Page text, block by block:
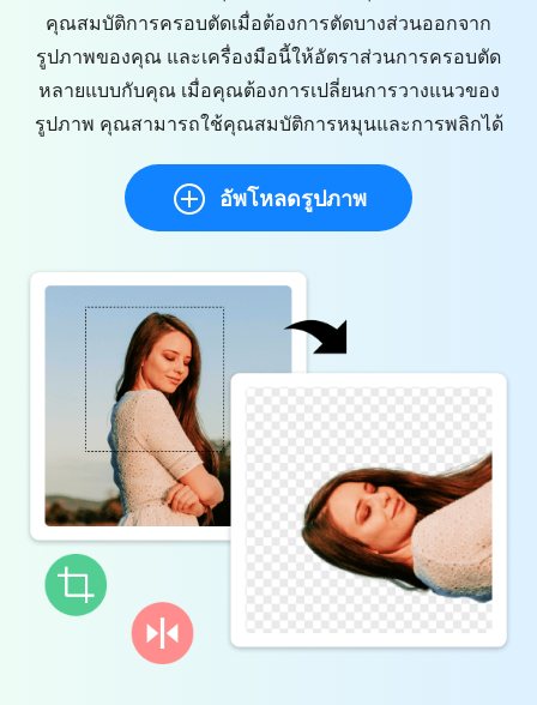
คุณสมบัติการครอบตัดเมื่อต้องการตัดบางส่วนออกจาก
รูปภาพของคุณ และเครื่องมือนี้ให้อัตราส่วนการครอบตัด
หลายแบบกับคุณ เมื่อคุณต้องการเปลี่ยนการวางแนวของ
รูปภาพ คุณสามารถใช้คุณสมบัติการหมุนและการพลิกได้
อัพโหลดรูปภาพ